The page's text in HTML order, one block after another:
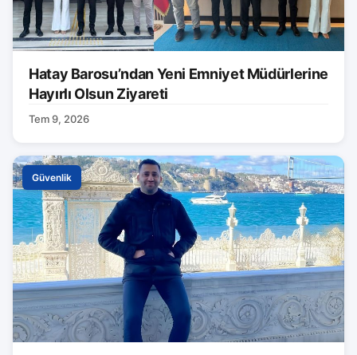
Hatay Barosu’ndan Yeni Emniyet Müdürlerine
Hayırlı Olsun Ziyareti
Tem 9, 2026
Güvenlik